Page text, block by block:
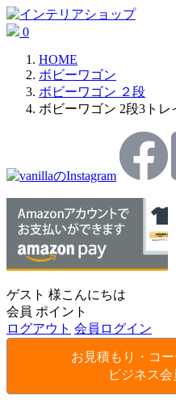
0
HOME
ボビーワゴン
ボビーワゴン ２段
ボビーワゴン 2段3トレ
ゲスト 様こんにちは
会員 ポイント
ログアウト 会員ログイン
お見積もり・コ
ビジネス